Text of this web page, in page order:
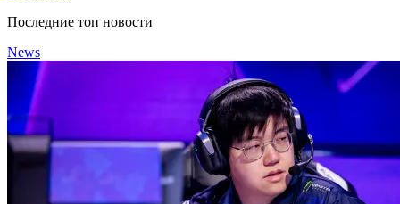
Последние топ новости
News